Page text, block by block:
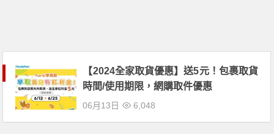
【2024全家取貨優惠】送5元！包裹取貨
時間/使用期限，網購取件優惠
06月13日 6,048